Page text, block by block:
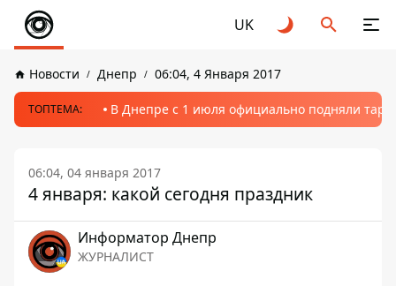
UK
Новости Днепр 06:04, 4 Января 2017
ТОПТЕМА: В Днепре с 1 июля официально подняли
06:04, 04 января 2017
4 января: какой сегодня праздник
Информатор Днепр
ЖУРНАЛИСТ